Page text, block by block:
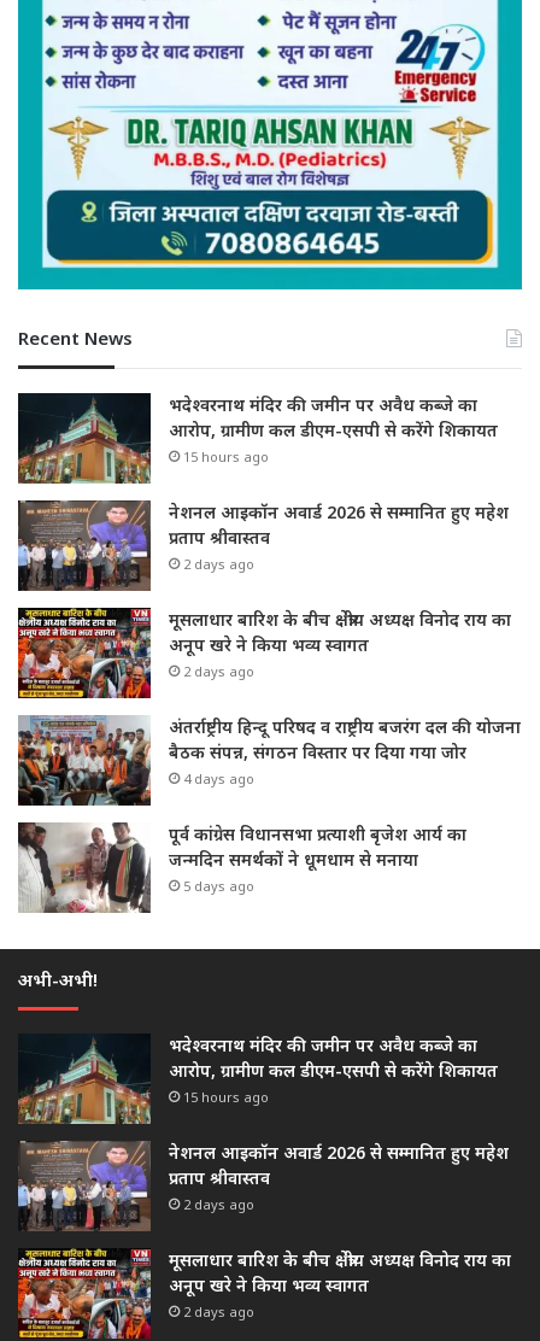
Recent News
भदेश्वरनाथ मंदिर की जमीन पर अवैध कब्जे का
आरोप, ग्रामीण कल डीएम-एसपी से करेंगे शिकायत
15 hours ago
नेशनल आइकॉन अवार्ड 2026 से सम्मानित हुए महेश
प्रताप श्रीवास्तव
2 days ago
मूसलाधार बारिश के बीच क्षेत्रीय अध्यक्ष विनोद राय का
अनूप खरे ने किया भव्य स्वागत
2 days ago
अंतर्राष्ट्रीय हिन्दू परिषद व राष्ट्रीय बजरंग दल की योजना
बैठक संपन्न, संगठन विस्तार पर दिया गया जोर
4 days ago
पूर्व कांग्रेस विधानसभा प्रत्याशी बृजेश आर्य का
जन्मदिन समर्थकों ने धूमधाम से मनाया
5 days ago
अभी-अभी!
भदेश्वरनाथ मंदिर की जमीन पर अवैध कब्जे का
आरोप, ग्रामीण कल डीएम-एसपी से करेंगे शिकायत
15 hours ago
नेशनल आइकॉन अवार्ड 2026 से सम्मानित हुए महेश
प्रताप श्रीवास्तव
2 days ago
मूसलाधार बारिश के बीच क्षेत्रीय अध्यक्ष विनोद राय का
अनूप खरे ने किया भव्य स्वागत
2 days ago